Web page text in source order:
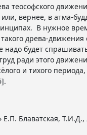
теософского
вернее, в атма-
В нужное
древа-движения
надо будет
ради этого
и тихого
Е.П. Блаватская,